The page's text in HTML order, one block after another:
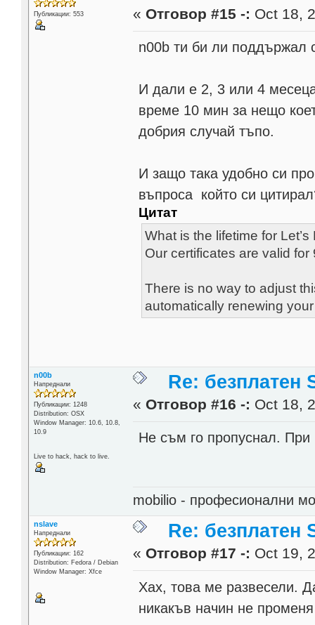
Публикации: 553 « Отговор #15 -: Oct 18,
n00b ти би ли поддържал
И дали е 2, 3 или 4
време 10 мин за нещо
добрия случай тъпо.
И защо така удобно си
въпроса който си
Цитат
What is the lifetime for
Our certificates are valid
There is no way to adjust
automatically renewing
n00b
Напреднали
Публикации: 1248
Distribution: OSX
Window Manager: 10.6, 10.8,
10.9
Live to hack, hack to live.
Re: безплатен
« Отговор #16 -: Oct 18,
Не съм го пропуснал.
mobilio - професионални
nslave
Напреднали
Публикации: 162
Distribution: Fedora / Debian
Window Manager: Xfce
Re: безплатен
« Отговор #17 -: Oct 19,
Хах, това ме развесели.
никакъв начин не